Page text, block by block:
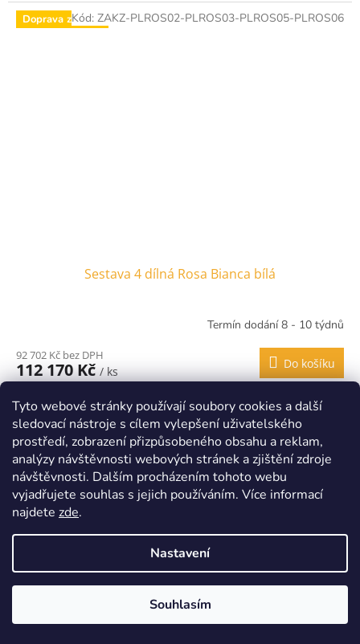
Tyto webové stránky používají soubory cookies a další
sledovací nástroje s cílem vylepšení uživatelského
prostředí, zobrazení přizpůsobeného obsahu a reklam,
analýzy návštěvnosti webových stránek a zjištění zdroje
návštěvnosti. Dalším procházením tohoto webu
vyjadřujete souhlas s jejich používáním. Více informací
najdete zde.
Nastavení
Souhlasím
Doprava zdarma
Sestava 4 dílná Rosa Bianca bílá
Termín dodání 8 - 10 týdnů
92 702 Kč bez DPH
112 170 Kč/ ks
Do košíku
Sestava 4 dílná Rosa Bianca bílá Prádelník - komoda Rosa Bianca
Konferenční stolek Rosa Bianca TV stolek, Rosa Bianca, borovice,
bílá Komoda Rosa Bianca 4x zásuvka Nábytek...
Kód: ZAKZ-PLROS02-PLROS03-PLROS05-PLROS06
Doprava zdarma Kód:HPZ-PL005B/P-PL010B/P-PL014B/P